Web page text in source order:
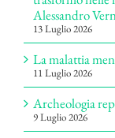
Alessandro
13 Luglio 2026
La malattia
11 Luglio 2026
Archeologia
9 Luglio 2026